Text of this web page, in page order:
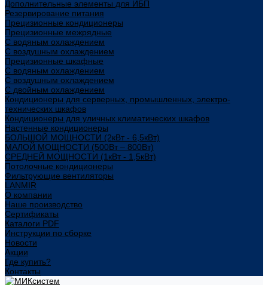
Дополнительные элементы для ИБП
Резервирование питания
Прецизионные кондиционеры
Прецизионные межрядные
С водяным охлаждением
С воздушным охлаждением
Прецизионные шкафные
С водяным охлаждением
С воздушным охлаждением
С двойным охлаждением
Кондиционеры для серверных, промышленных, электро-
технических шкафов
Кондиционеры для уличных климатических шкафов
Настенные кондиционеры
БОЛЬШОЙ МОЩНОСТИ (2кВт - 6,5кВт)
МАЛОЙ МОЩНОСТИ (500Вт – 800Вт)
СРЕДНЕЙ МОЩНОСТИ (1кВт - 1,5кВт)
Потолочные кондиционеры
Фильтрующие вентиляторы
LANMIR
О компании
Наше производство
Сертификаты
Каталоги PDF
Инструкции по сборке
Новости
Акции
Где купить?
Контакты